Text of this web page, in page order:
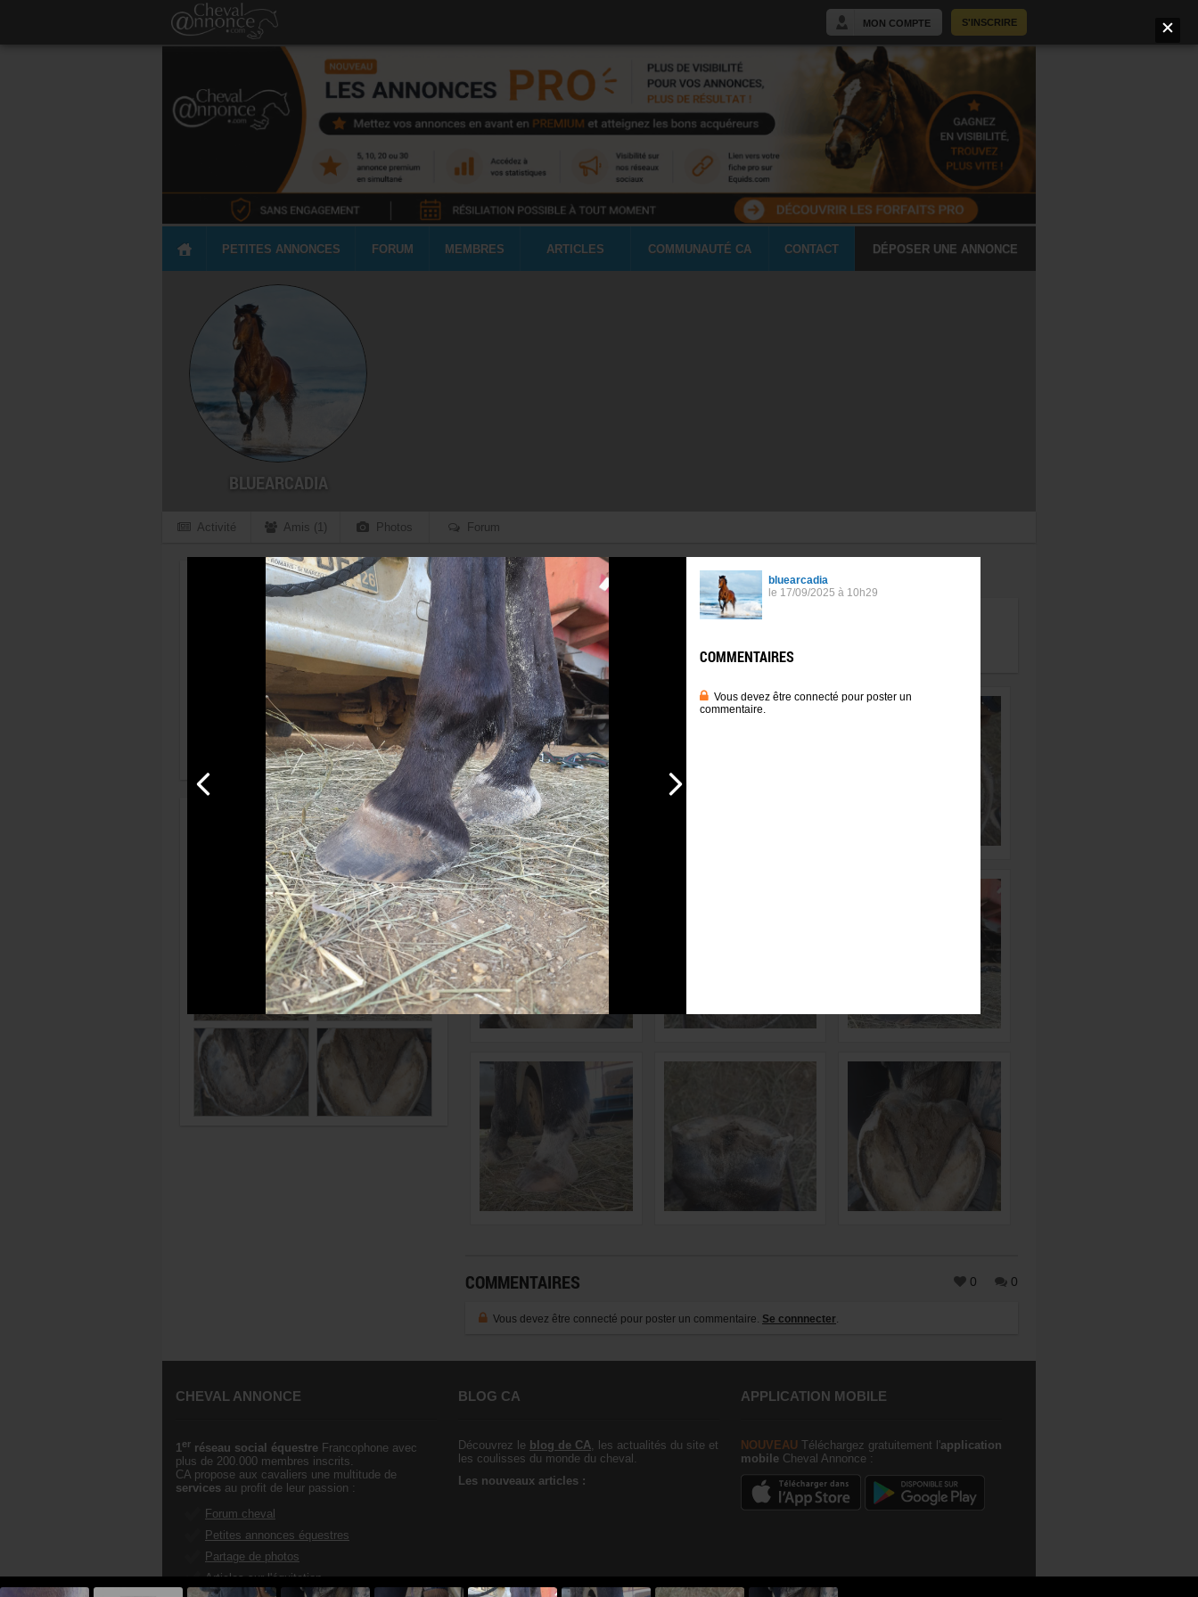
S'INSCRIRE
MON COMPTE
PETITES ANNONCES FORUM MEMBRES ARTICLES COMMUNAUTÉ CA CONTACT DÉPOSER UNE ANNONCE
BLUEARCADIA
Activité Amis (1) Photos Forum
Marine N.
Dernière connexion le 02/07/2026
15/11/1996 - 29 ans
FRANCE Rhône (69)
Membre depuis le 20 mai 2015
Discipline favorite :Dressage
Années d'équitation :14 ans
Photos récentes
Retour aux albums
Forum
Photos chargées depuis le forum
COMMENTAIRES 0 0
Vous devez être connecté pour poster un commentaire. Se connnecter.
CHEVAL ANNONCE
1er réseau social équestre Francophone avec
plus de 200.000 membres inscrits.
CA propose aux cavaliers une multitude de
services au profit de leur passion :
Forum cheval
Petites annonces équestres
Partage de photos
Articles sur l'équitation
BLOG CA
Découvrez le blog de CA , les actualités du site et
les coulisses du monde du cheval.
Les nouveaux articles :
APPLICATION MOBILE
NOUVEAU Téléchargez gratuitement l'application
mobile Cheval Annonce :